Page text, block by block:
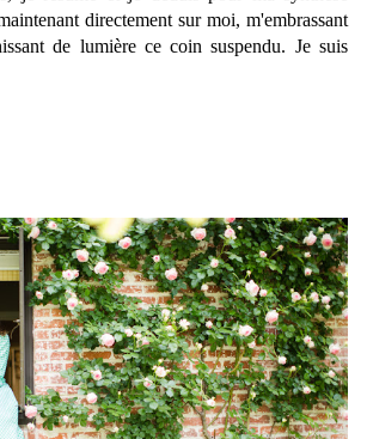
directement sur moi, m'embrassant
de lumière ce coin suspendu. Je suis